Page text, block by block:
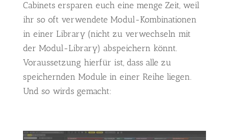
Cabinets ersparen euch eine menge Zeit, weil
ihr so oft verwendete Modul-Kombinationen
in einer Library (nicht zu verwechseln mit
der Modul-Library) abspeichern könnt.
Voraussetzung hierfür ist, dass alle zu
speichernden Module in einer Reihe liegen.
Und so wirds gemacht: